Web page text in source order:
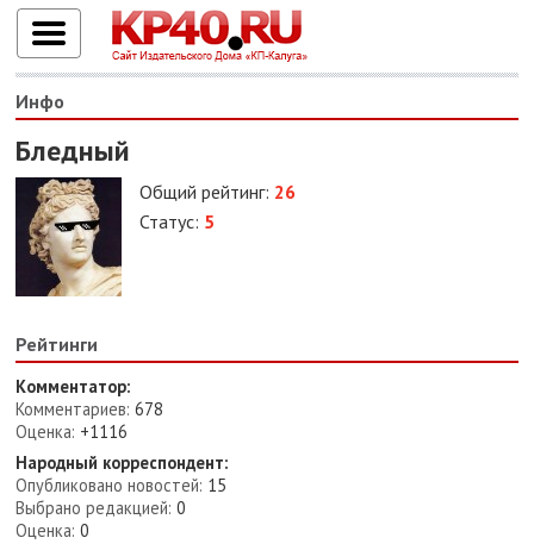
Инфо
Бледный
Общий рейтинг: 26
Статус: 5
Рейтинги
Комментатор:
Комментариев: 678
Оценка: +1116
Народный корреспондент:
Опубликовано новостей: 15
Выбрано редакцией: 0
Оценка: 0